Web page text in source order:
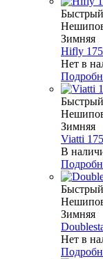
Зимняя
Hifly
Нет в
Зимняя
Viatti
В
Зимняя
Нет в